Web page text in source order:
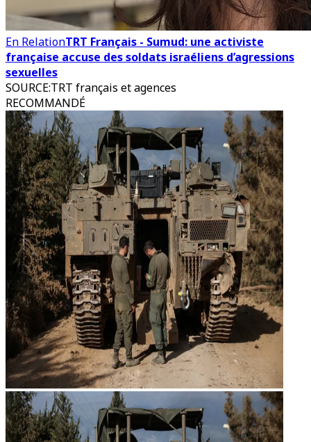
En RelationTRT Français - Sumud: une activiste
française accuse des soldats israéliens d’agressions
sexuelles
SOURCE:TRT français et agences
RECOMMANDÉ